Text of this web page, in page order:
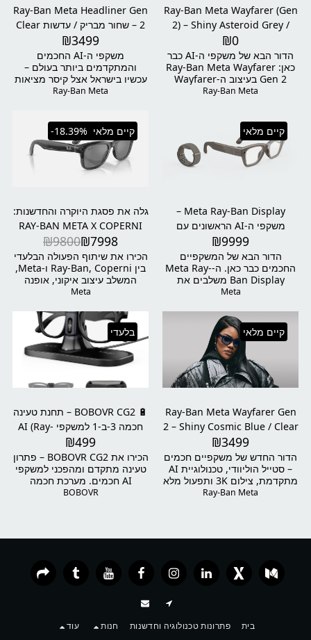
ומגיבה בזמן אמת – אלו הם
המשקפיים החכמים המתקדמים
ביותר בעולם.
100% הגנה מקרינת UV.
Ray-Ban Meta Wayfarer (Gen
2) – Shiny Asteroid Grey /
Clear to Emerald
Transitions®
₪0
הדור הבא של משקפי ה-AI כבר
כאן: Ray-Ban Meta Wayfarer
Gen 2 בעיצוב ה-Wayfarer
הקלאסי, בצבע Shiny Asteroid
צלמו, צפו, תרגמו, קבלו מידע
הכול בלי להוציא את הטלפון
מהכיס. מצלמת 12MP
ו-32GB אחסון. המשקפיים
החכמים המתקדמים בעולם –
עכשיו בישראל אצל קיסר מציאות
מדומה, היבואן הרשמי.
Ray-Ban Meta
Ray-Ban Meta Headliner Gen
2 – שחור מבריק / עדשות Clear
to Sapphire Transitions®
₪3499
משקפי ה-AI החכמים
והמתקדמים ביותר בעולם –
עכשיו בישראל אצל קיסר מציאות
מדומה ✨ חוויית לבישה שאין
העיצוב האייקוני של Ray-Ban
לבין היכולות המתקדמות ביותר
של Meta AI. הם מצלמים,
מקליטים, מתרגמים, משמיעים
מוזיקה, מבצעים שיחות – והכול
Clear to Sapphire
Transitions® – שקופות לחלוטין
בבית, כהות ונגוהות בשמש – עם
הגנה מלאה UVA/UVB.
Ray-Ban Meta
קיים מלאי
Meta Ray-Ban Display –
משקפי ה-AI הראשונים עם
תצוגה פנימית ושליטה עצבית
₪9999
הדור הבא של המשקפיים
החכמים כבר כאן. ה-Meta Ray-
Ban Display משלבים את
הסטייל האייקוני של ריי-באן עם
צבעונית פנימית ישירות על
Neural Band הכלול, תוכלו
לשלוט במשקפיים באמצעות
מחוות יד עדינות, לקרוא הודעות,
לנווט ולקבל סיוע ויזואלי מ-Meta
AI – הכל מבלי להוציא את
Meta
קיים מלאי -18.39%
גלה את פסגת היוקרה והחדשנות:
RAY-BAN META X COPERNI
LIMITED EDITION
₪9800₪7998
הכירו את שיתוף הפעולה הבלעדי
בין Ray-Ban, Coperni ו-Meta,
המשלב עיצוב איקוני, אופנה
עילית וטכנולוגיה מתקדמת. דגם
פרשנות מודרנית עם מסגרת
שקופה-שחורה ועדשות מראה
אפורות, המשדרות אלגנטיות
מתוחכמת. כל זוג ממוספר באופן
ייחודי, מה שמדגיש את המהדורה
Meta
קיים מלאי
Ray-Ban Meta Wayfarer Gen
2 – Shiny Cosmic Blue / Clear
to Sapphire Transitions®
₪3499
הדור החדש של משקפיים חכמים
– סטייל הוליוודי, טכנולוגיית AI
מתקדמת, צילום 3K ותפעול מלא
ללא ידיים.
Ray-Ban Meta
בלעדי
🔋 BOBOVR CG2 – תחנת טעינה
חכמה 3-ב-1 למשקפי AI (Ray-
Ban Meta / Oakley Meta)
₪499
הכירו את BOBOVR CG2 – פתרון
טעינה מתקדם ומהפכני למשקפי
AI חכמים. מערכת חכמה
שמשלבת Dock שולחני, סוללה
Oakley Meta – זה האביזר
BOBOVR
בית פתרונות טכנולוגיה וחדשנות חנות עוד